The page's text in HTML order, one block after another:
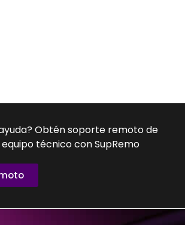
Obtén soporte remoto de
técnico con SupRemo